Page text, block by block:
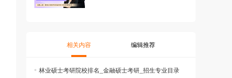
相关内容 编辑推荐
林业硕士考研院校排名_金融硕士考研_招生专业目录